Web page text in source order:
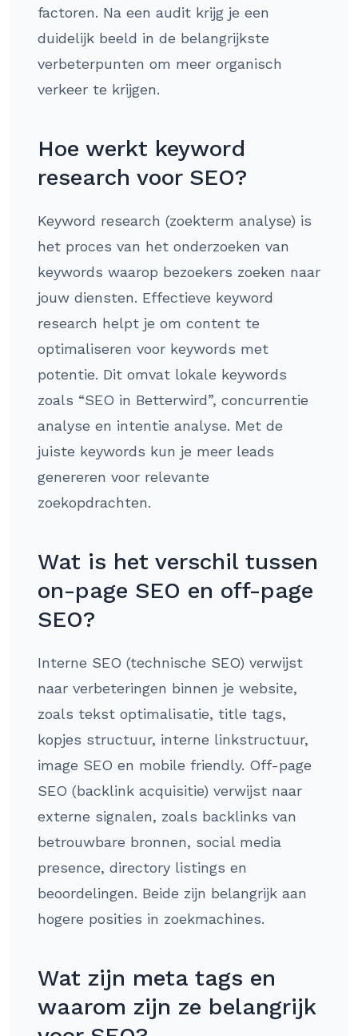
factoren. Na een audit krijg je een
duidelijk beeld in de belangrijkste
verbeterpunten om meer organisch
verkeer te krijgen.
Hoe werkt keyword
research voor SEO?
Keyword research (zoekterm analyse) is
het proces van het onderzoeken van
keywords waarop bezoekers zoeken naar
jouw diensten. Effectieve keyword
research helpt je om content te
optimaliseren voor keywords met
potentie. Dit omvat lokale keywords
zoals “SEO in Betterwird”, concurrentie
analyse en intentie analyse. Met de
juiste keywords kun je meer leads
genereren voor relevante
zoekopdrachten.
Wat is het verschil tussen
on-page SEO en off-page
SEO?
Interne SEO (technische SEO) verwijst
naar verbeteringen binnen je website,
zoals tekst optimalisatie, title tags,
kopjes structuur, interne linkstructuur,
image SEO en mobile friendly. Off-page
SEO (backlink acquisitie) verwijst naar
externe signalen, zoals backlinks van
betrouwbare bronnen, social media
presence, directory listings en
beoordelingen. Beide zijn belangrijk aan
hogere posities in zoekmachines.
Wat zijn meta tags en
waarom zijn ze belangrijk